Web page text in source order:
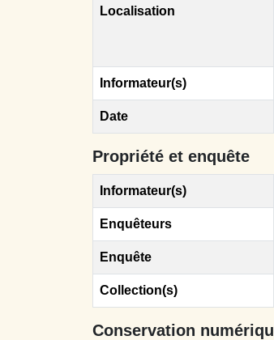
Localisation
Informateur(s)
Date
Propriété et enquête
Informateur(s)
Enquêteurs
Enquête
Collection(s)
Conservation